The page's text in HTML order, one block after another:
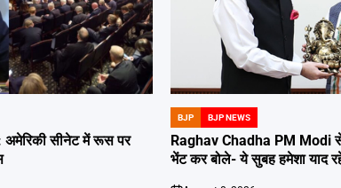
सीनेट में रूस पर
POSTED
IN
BJP BJP NEWS
Raghav Chadha PM Modi
भेंट कर बोले- ये सुबह हमेशा याद